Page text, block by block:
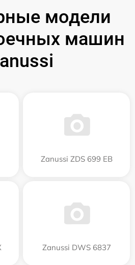
модели
машин
Zanussi ZDS 699 EB
Zanussi DWS 6837